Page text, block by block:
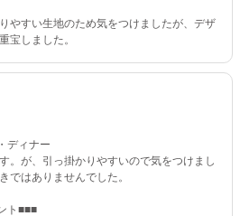
やすい生地のため気をつけましたが、デザ
宝しました。
ディナー
。が、引っ掛かりやすいので気をつけまし
ではありませんでした。
ト■■■